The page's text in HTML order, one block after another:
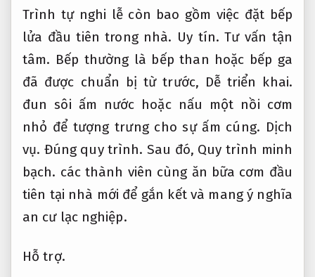
Trình tự nghi lễ còn bao gồm việc đặt bếp
lửa đầu tiên trong nhà. Uy tín. Tư vấn tận
tâm. Bếp thường là bếp than hoặc bếp ga
đã được chuẩn bị từ trước, Dễ triển khai.
đun sôi ấm nước hoặc nấu một nồi cơm
nhỏ để tượng trưng cho sự ấm cúng. Dịch
vụ. Đúng quy trình. Sau đó, Quy trình minh
bạch. các thành viên cùng ăn bữa cơm đầu
tiên tại nhà mới để gắn kết và mang ý nghĩa
an cư lạc nghiệp.
Hỗ trợ.